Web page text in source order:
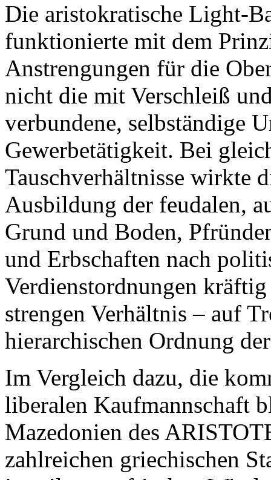
Die aristokratische Light-
funktionierte mit dem
Anstrengungen für die
nicht die mit Verschleiß
verbundene, selbständige
Gewerbetätigkeit. Bei
Tauschverhältnisse wirkte
Ausbildung der feudalen,
Grund und Boden,
und Erbschaften nach
Verdienstordnungen
strengen Verhältnis – auf
hierarchischen Ordnung
Im Vergleich dazu, die
liberalen Kaufmannschaft
Mazedonien des
zahlreichen griechischen